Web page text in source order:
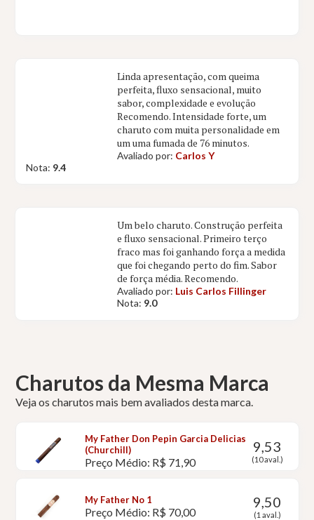
Linda apresentação, com queima
perfeita, fluxo sensacional, muito
sabor, complexidade e evolução
Recomendo. Intensidade forte, um
charuto com muita personalidade em
um uma fumada de 76 minutos.
Avaliado por: Carlos Y
Nota: 9.4
Um belo charuto. Construção perfeita
e fluxo sensacional. Primeiro terço
fraco mas foi ganhando força a medida
que foi chegando perto do fim. Sabor
de força média. Recomendo.
Avaliado por: Luis Carlos Fillinger
Nota: 9.0
Charutos da Mesma Marca
Veja os charutos mais bem avaliados desta marca.
My Father Don Pepin Garcia Delicias
(Churchill)
Preço Médio: R$ 71,90
9,53
(10 aval.)
My Father No 1
Preço Médio: R$ 70,00
9,50
(1 aval.)